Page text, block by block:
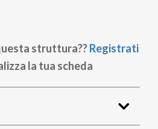
struttura??Registrati
la tua scheda